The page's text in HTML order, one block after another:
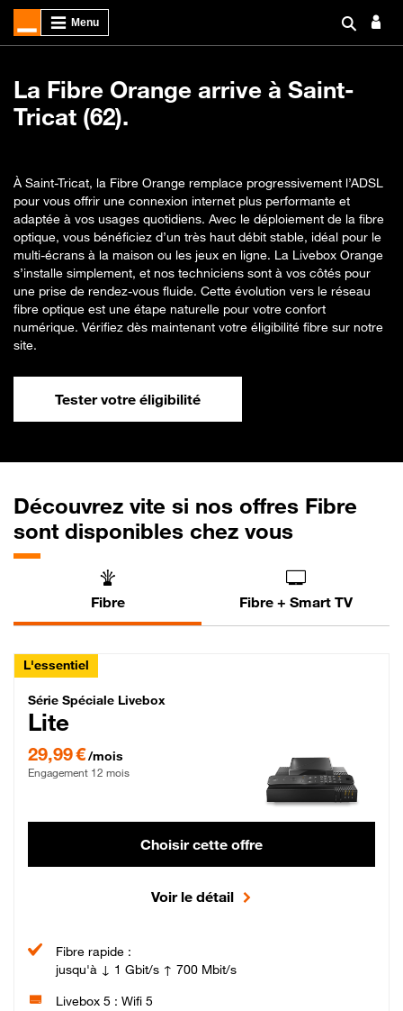
La Fibre Orange arrive à Saint-
Tricat (62).
À Saint-Tricat, la Fibre Orange remplace progressivement l’ADSL
pour vous offrir une connexion internet plus performante et
adaptée à vos usages quotidiens. Avec le déploiement de la fibre
optique, vous bénéficiez d’un très haut débit stable, idéal pour le
multi-écrans à la maison ou les jeux en ligne. La Livebox Orange
s’installe simplement, et nos techniciens sont à vos côtés pour
une prise de rendez-vous fluide. Cette évolution vers le réseau
fibre optique est une étape naturelle pour votre confort
numérique. Vérifiez dès maintenant votre éligibilité fibre sur notre
site.
Tester votre éligibilité
Découvrez vite si nos offres Fibre
sont disponibles chez vous
Fibre Fibre + Smart TV
L'essentiel
Série Spéciale Livebox Lite Fibre
Série Spéciale Livebox
Lite
29,99 €/mois
Engagement 12 mois
Choisir cette offre
Voir le détail
Fibre rapide :
jusqu'à ↓ 1 Gbit/s ↑ 700 Mbit/s
Livebox 5 : Wifi 5